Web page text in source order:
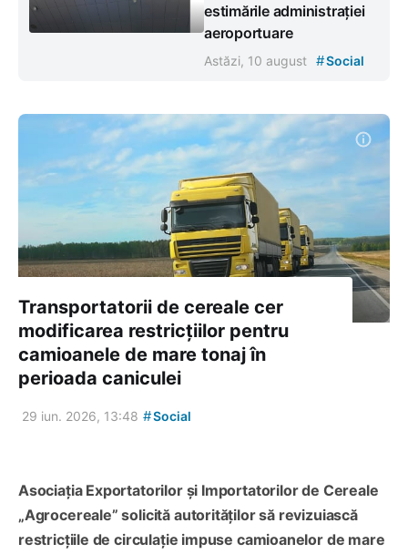
estimările administrației
aeroportuare
Astăzi, 10 august #Social
Transportatorii de cereale cer
modificarea restricțiilor pentru
camioanele de mare tonaj în
perioada caniculei
29 iun. 2026, 13:48 #Social
Asociația Exportatorilor și Importatorilor de Cereale
„Agrocereale” solicită autorităților să revizuiască
restricțiile de circulație impuse camioanelor de mare